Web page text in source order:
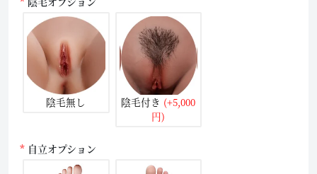
陰毛無し 陰毛付き (+5,000
円)
自立オプション